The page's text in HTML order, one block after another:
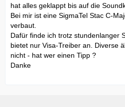
hat alles geklappt bis auf die
Bei mir ist eine SigmaTel Stac C-
verbaut.
Dafür finde ich trotz stundenlanger
bietet nur Visa-Treiber an. Diverse
nicht - hat wer einen Tipp ?
Danke